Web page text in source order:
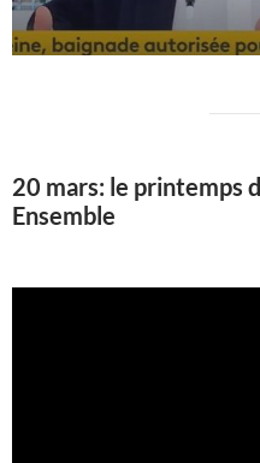
20 mars: le printemps
Ensemble